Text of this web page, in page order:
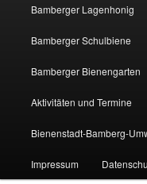
Bamberger Lagenhonig
Bamberger Schulbiene
Bamberger Bienengarten
Aktivitäten und Termine
Bienenstadt-Bamberg-
Impressum